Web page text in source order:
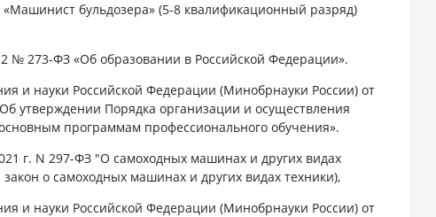
«Машинист бульдозера» (5-8 квалификационный разряд)
№ 273-ФЗ «Об образовании в Российской Федерации».
и науки Российской Федерации (Минобрнауки России) от
утверждении Порядка организации и осуществления
программам профессионального обучения».
г. N 297-ФЗ "О самоходных машинах и других видах
о самоходных машинах и других видах техники),
и науки Российской Федерации (Минобрнауки России) от